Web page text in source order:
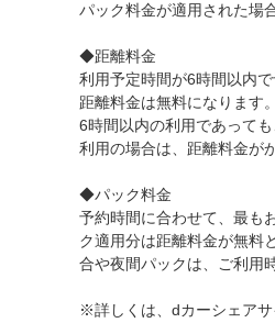
パック料金が適用された場
◆距離料金
利用予定時間が6時間以内
距離料金は無料になります。
6時間以内の利用であって
利用の場合は、距離料金が
◆パック料金
予約時間に合わせて、最も
ク適用分は距離料金が無料
合や夜間パックは、ご利用
※詳しくは、dカーシェア